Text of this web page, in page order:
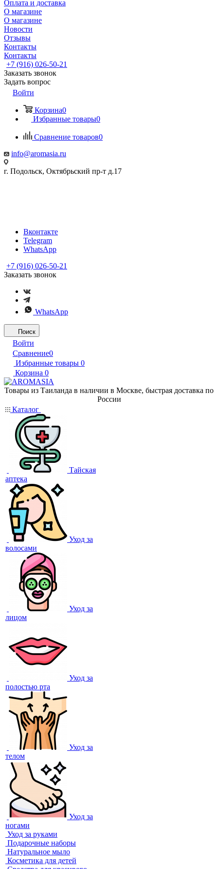
Оплата и доставка
О магазине
О магазине
Новости
Отзывы
Контакты
Контакты
+7 (916) 026-50-21
Заказать звонок
Задать вопрос
Войти
Корзина0
Избранные товары0
Сравнение товаров0
info@aromasia.ru
г. Подольск, Октябрьский пр-т д.17
Вконтакте
Telegram
WhatsApp
+7 (916) 026-50-21
Заказать звонок
WhatsApp
Поиск
Войти
Сравнение0
Избранные товары 0
Корзина 0
Товары из Таиланда в наличии в Москве, быстрая доставка по
России
Каталог
Тайская
аптека
Уход за
волосами
Уход за
лицом
Уход за
полостью рта
Уход за
телом
Уход за
ногами
Уход за руками
Подарочные наборы
Натуральное мыло
Косметика для детей